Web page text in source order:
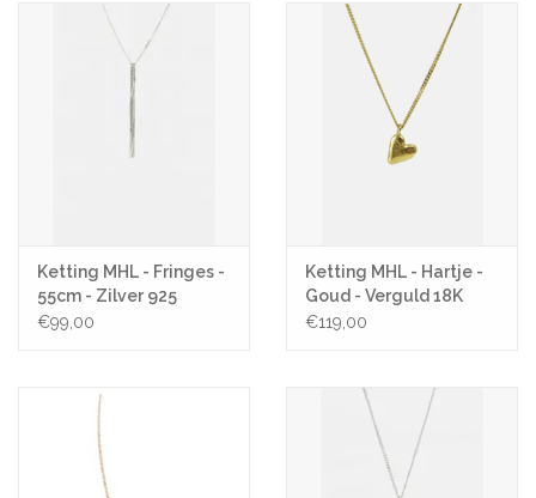
Ketting MHL - Fringes -
55cm - Zilver 925
€99,00
Ketting MHL - Hartje -
Goud - Verguld 18K
€119,00